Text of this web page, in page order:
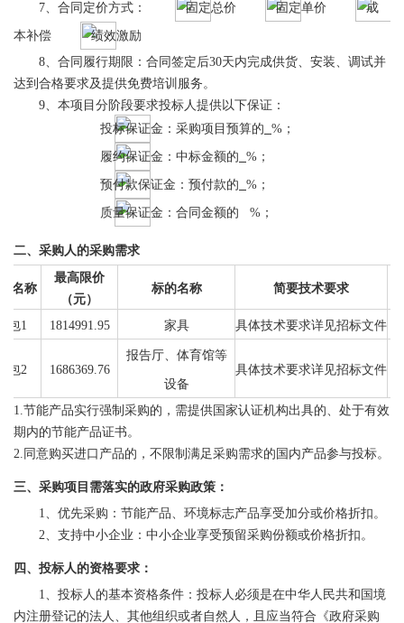
7、合同定价方式： 固定总价 固定单价 成
本补偿
绩效激励
8、合同履行期限： 合同签定后30天内完成供货、安装、调试并
达到合格要求及提供免费培训服务。
9、本项目分阶段要求投标人提供以下保证：
投标保证金：采购项目预算的 %；
履约保证金：中标金额的 %；
预付款保证金：预付款的 %；
质量保证金：合同金额的 %；
二、采购人的采购需求
名称
最高限价
（元）
标的名称 简要技术要求
包1 1814991.95 家具 具体技术要求详见招标文件
包2 1686369.76
报告厅、体育馆等
设备
具体技术要求详见招标文件
1.节能产品实行强制采购的，需提供国家认证机构出具的、处于有效
期内的节能产品证书。
2.同意购买进口产品的，不限制满足采购需求的国内产品参与投标。
三、采购项目需落实的政府采购政策：
1、优先采购：节能产品、环境标志产品享受加分或价格折扣。
2、支持中小企业：中小企业享受预留采购份额或价格折扣。
四、投标人的资格要求：
1、投标人的基本资格条件：投标人必须是在中华人民共和国境
内注册登记的法人、其他组织或者自然人，且应当符合《政府采购